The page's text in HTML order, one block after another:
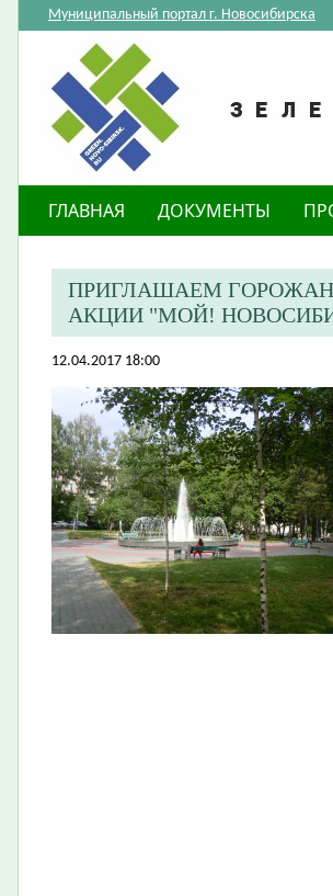
Муниципальный портал г. Новосибирска
ГЛАВНАЯ ДОКУМЕНТЫ
ПРИГЛАШАЕМ ГОРОЖАН
АКЦИИ "МОЙ!
12.04.2017 18:00